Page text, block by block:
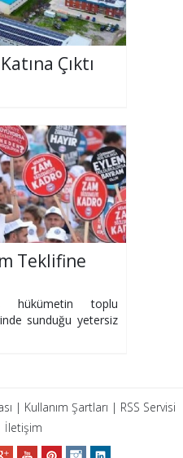
Çıktı
Teklifine
hükümetin toplu
sunduğu yetersiz
| Kullanım Şartları | RSS Servisi
İletişim